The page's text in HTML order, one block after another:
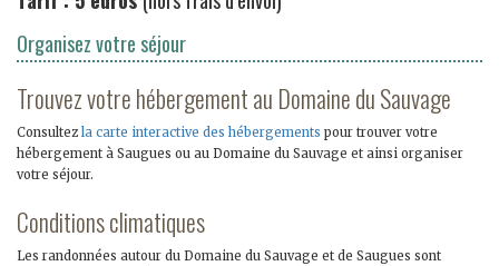
Organisez votre séjour
Trouvez votre hébergement au Domaine du Sauvage
Consultez la carte interactive des hébergements pour trouver votre
hébergement à Saugues ou au Domaine du Sauvage et ainsi organiser
votre séjour.
Conditions climatiques
Les randonnées autour du Domaine du Sauvage et de Saugues sont